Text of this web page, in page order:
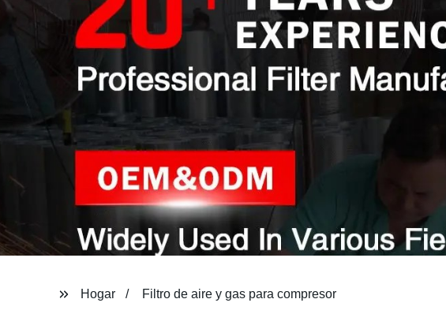
Hogar Filtro de aire y gas para compresor